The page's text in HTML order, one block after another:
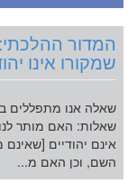
המדור
שמקורו אינו
שאלה אנו מתפללים
שאלות: האם מותר
אינם יהודיים
השם, וכן האם מ...